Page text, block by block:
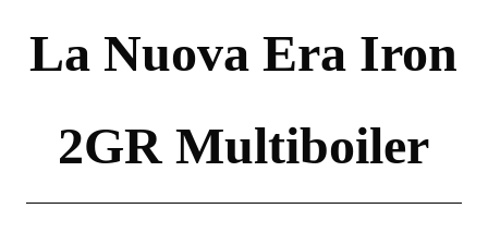
La Nuova Era Iron
2GR Multiboiler